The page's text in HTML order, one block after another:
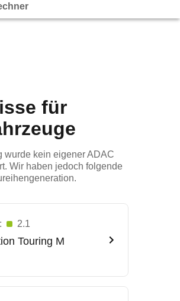
für
wurde kein eigener ADAC
Wir haben jedoch folgende
2.1
Touring M